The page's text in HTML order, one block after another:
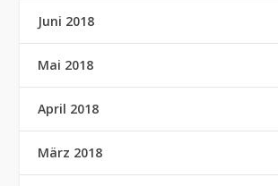
Juni 2018
Mai 2018
April 2018
März 2018